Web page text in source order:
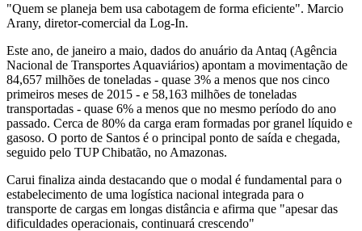
"Quem se planeja bem usa cabotagem de forma eficiente". Marcio
Arany, diretor-comercial da Log-In.
Este ano, de janeiro a maio, dados do anuário da Antaq (Agência
Nacional de Transportes Aquaviários) apontam a movimentação de
84,657 milhões de toneladas - quase 3% a menos que nos cinco
primeiros meses de 2015 - e 58,163 milhões de toneladas
transportadas - quase 6% a menos que no mesmo período do ano
passado. Cerca de 80% da carga eram formadas por granel líquido e
gasoso. O porto de Santos é o principal ponto de saída e chegada,
seguido pelo TUP Chibatão, no Amazonas.
Carui finaliza ainda destacando que o modal é fundamental para o
estabelecimento de uma logística nacional integrada para o
transporte de cargas em longas distância e afirma que "apesar das
dificuldades operacionais, continuará crescendo"